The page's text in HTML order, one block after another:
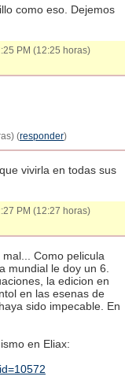
como eso. Dejemos
PM (12:25 horas)
(responder)
vivirla en todas sus
PM (12:27 horas)
Como pelicula
mundial le doy un 6.
la edicion en
en las esenas de
sido impecable. En
en Eliax: